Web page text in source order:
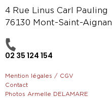
4 Rue Linus Carl Pauling
76130 Mont-Saint-Aignan
02 35 124 154
Mention légales / CGV
Contact
Photos Armelle DELAMARE